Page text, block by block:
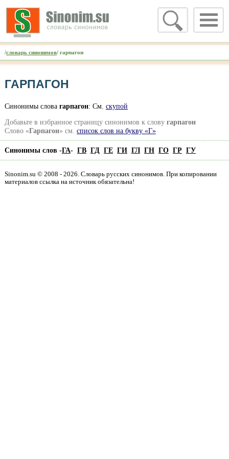
/словарь синонимов/ гарпагон
ГАРПАГОН
Синонимы слова гарпагон: См. скупой
Добавьте в избранное страницу синонимов к слову гарпагон
Слово «Гарпагон» см. список слов на букву «Г»
Синонимы слов -ГА- ГВ ГД ГЕ ГИ ГЛ ГН ГО ГР ГУ
Sinonim.su © 2008 - 2026. Словарь русских синонимов. При копировании
материалов ссылка на источник обязательна!